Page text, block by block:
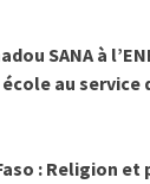
SANA à
au service
: Religion et